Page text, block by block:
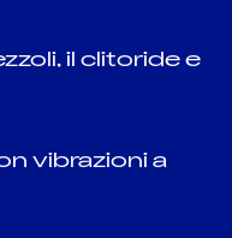
il clitoride e
vibrazioni a